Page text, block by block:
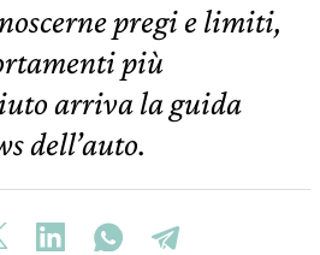
pregi e limiti,
più
arriva la guida
dell’auto.